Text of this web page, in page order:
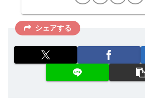
シェアする